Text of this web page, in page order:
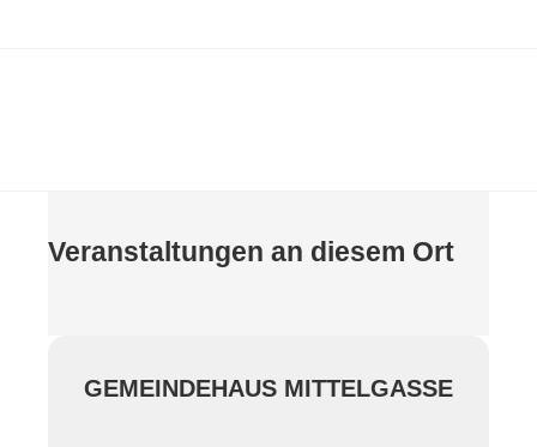
Veranstaltungen an diesem Ort
GEMEINDEHAUS MITTELGASSE